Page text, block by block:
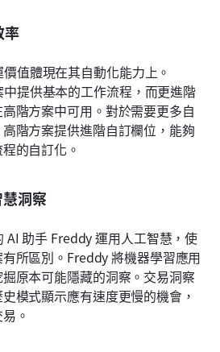
率
值體現在其自動化能力上。
提供基本的工作流程，而更進階
階方案中可用。對於需要更多自
階方案提供進階自訂欄位，能夠
的自訂化。
洞察
AI 助手 Freddy 運用人工智慧，使
所區別。Freddy 將機器學習應用
原本可能隱藏的洞察。交易洞察
模式顯示應有速度更慢的機會，
。